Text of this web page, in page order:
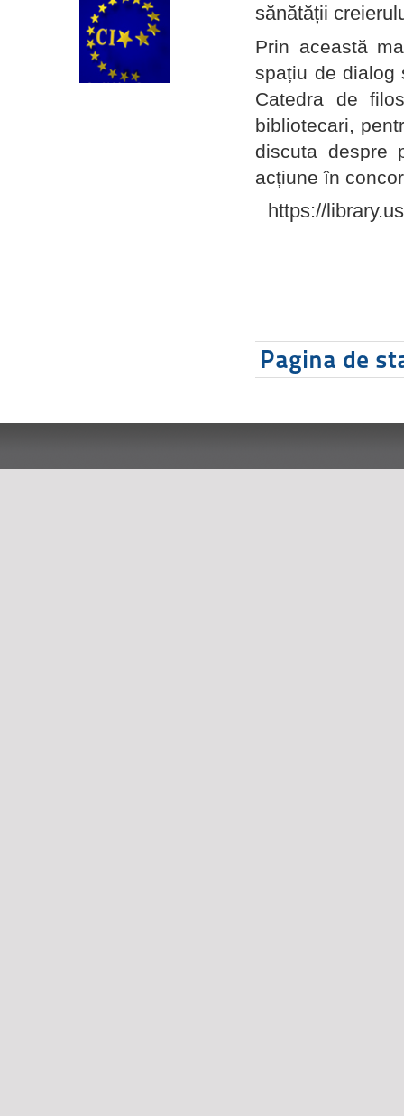
sănătății
Prin această
spațiu de dialog
Catedra de
bibliotecari,
discuta despre
acțiune în
https://
Pagina de